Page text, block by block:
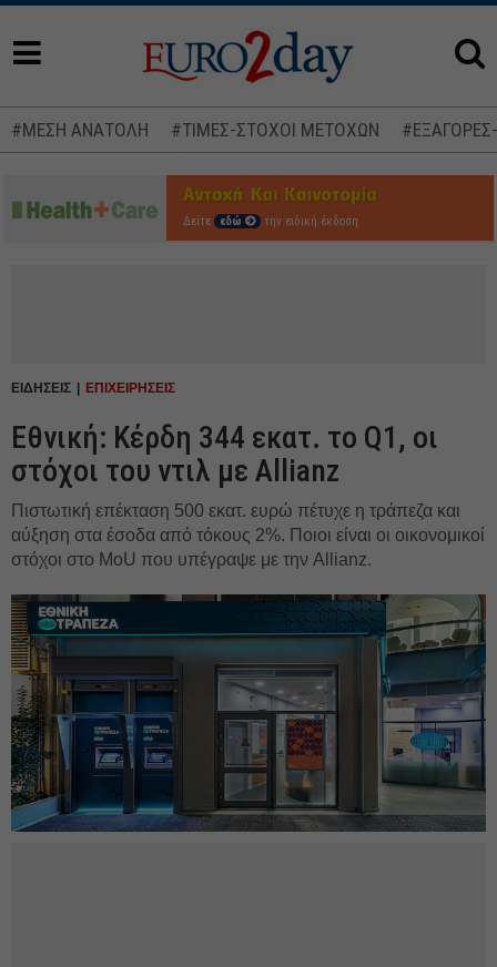
#ΜΕΣΗ ΑΝΑΤΟΛΗ #ΤΙΜΕΣ-ΣΤΟΧΟΙ ΜΕΤΟΧΩΝ
Δείτε εδώ την ειδική έκδοση
ΕΙΔΗΣΕΙΣ ΕΠΙΧΕΙΡΗΣΕΙΣ
Εθνική: Κέρδη 344 εκατ. το Q1, οι
στόχοι του ντιλ με Allianz
Πιστωτική επέκταση 500 εκατ. ευρώ πέτυχε η τράπεζα και
αύξηση στα έσοδα από τόκους 2%. Ποιοι είναι οι οικονομικοί
στόχοι στο MoU που υπέγραψε με την Allianz.